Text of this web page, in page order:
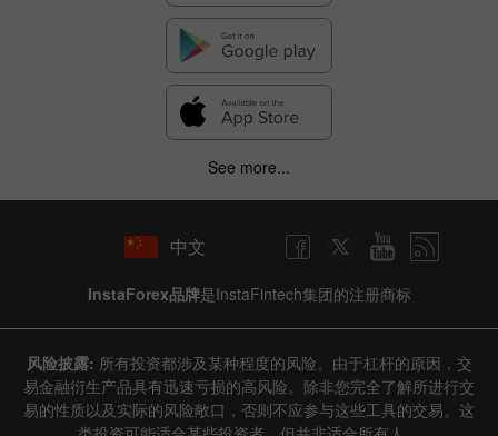
See more...
中文
InstaForex品牌是InstaFintech集团的注册商标
风险披露: 所有投资都涉及某种程度的风险。由于杠杆的原因，交
易金融衍生产品具有迅速亏损的高风险。除非您完全了解所进行交
易的性质以及实际的风险敞口，否则不应参与这些工具的交易。这